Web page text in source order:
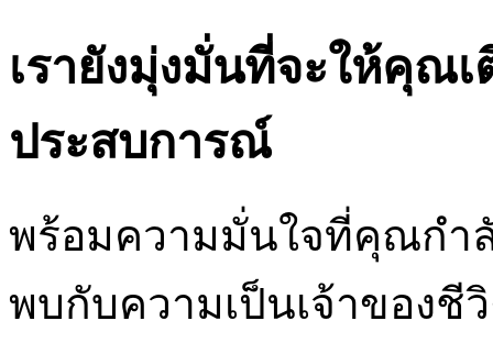
เรายังมุ่งมั่นที่จะให้คุณ
ประสบการณ์
พร้อมความมั่นใจที่คุณกำ
พบกับความเป็นเจ้าของชี